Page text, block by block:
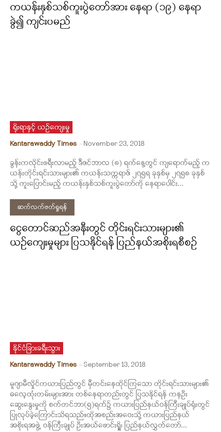
ကယန်းနှစ်သစ်ကူးပွဲတော်အား နေရာ (၁၉) နေရာ
ခွဲ၍ ကျင်းပမည်
ရိုးရာနှင့် ယဉ်ကျေးမှု
Kantarawaddy Times - November 23, 2018
ခွန်းကလိုင်းဖရီးလာမည့် ဒီဇင်ဘာလ (၈) ရက်နေ့တွင် ကျရောက်မည့် က
ယန်းတိုင်းရင်းသားများ၏ ကယန်းသက္ကရာဇ် ၂၇၅ရ ခုနှစ်မှ ၂၇၅၈ ခုနှစ်
သို့ ကူးပြောင်းမည့် ကယန်းနှစ်သစ်ကူးပွဲတော်ကို နေရာပေါင်း...
ဆက်လက်ဖတ်ရှုရန်
ငွေတောင်ဆည်အနီးတွင် တိုင်းရင်းသားများ၏
ယဉ်ကျေးမှုများ ပြသနိုင်ရန် ပြည်နယ်အစိုးရစီစဉ်
နိုင်ငံခြားခရီးသွား
Kantarawaddy Times - September 13, 2018
မူဂျာမီလှိုင်ကယားပြည်တွင် မှီတင်းနေထိုင်ကြသော တိုင်းရင်းသားများ၏
ဓလေ့ထုံးတမ်းများအား တစ်နေရာတည်းတွင် ပြသနိုင်ရန် ကနဦး
ဆွေးနွေးမှုကို စက်တင်ဘာ(၅)ရက်၌ ကယားပြည်နယ်ဝန်ကြီးချုပ်ရုံးတွင်
ပြုလုပ်ခဲ့ကြောင်းသိရသည်။ထိုအစည်းအဝေးသို့ ကယားပြည်နယ်
အစိုးရအဖွဲ့ ဝန်ကြီးချုပ် ဦးအယ်ဖောင်းရှိူ၊ ပြည်နယ်လွှတ်တော်...